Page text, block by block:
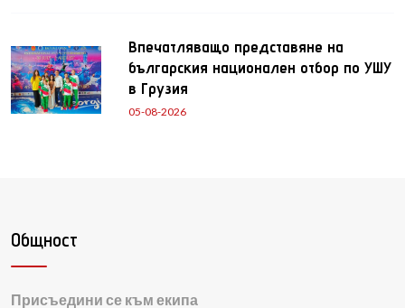
Впечатляващо представяне на
българския национален отбор по УШУ
в Грузия
05-08-2026
Общност
Присъедини се към екипа